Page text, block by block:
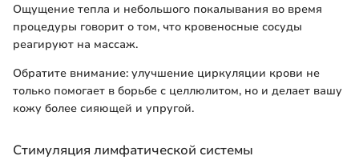
Ощущение тепла и небольшого покалывания во время
процедуры говорит о том, что кровеносные сосуды
реагируют на массаж.
Обратите внимание: улучшение циркуляции крови не
только помогает в борьбе с целлюлитом, но и делает вашу
кожу более сияющей и упругой.
Стимуляция лимфатической системы